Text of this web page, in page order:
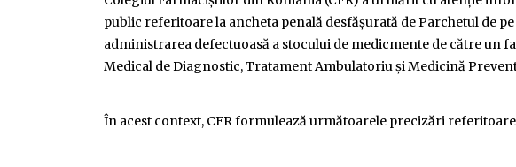
public referitoare la ancheta penală desfășurată de Parchetul de
administrarea defectuoasă a stocului de medicmente de către un
Medical de Diagnostic, Tratament Ambulatoriu și Medicină
În acest context, CFR formulează următoarele precizări